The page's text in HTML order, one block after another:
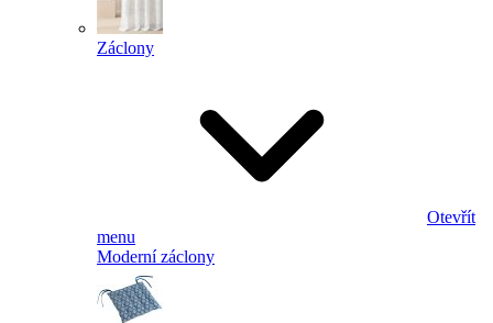
Záclony
Otevřít
menu
Moderní záclony